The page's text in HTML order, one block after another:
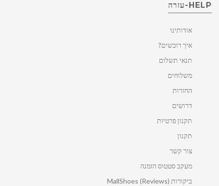
HELP-עזרה
אודותינו
איך רוכשים?
תנאי תשלום
משלוחים
החזרות
דרושים
תקנון פרטיות
תקנון
צור קשר
מעקב סטטוס הזמנה
ביקורות MallShoes (Reviews)